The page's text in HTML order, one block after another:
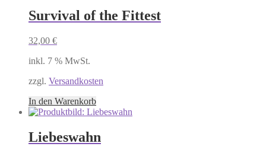
Survival of the Fittest
32,00 €
inkl. 7 % MwSt.
zzgl. Versandkosten
In den Warenkorb
Liebeswahn